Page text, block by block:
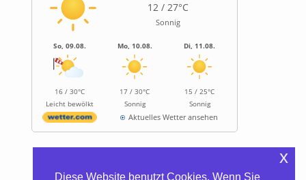
12 / 27°C
Sonnig
So, 09.08.
16 / 30°C
Leicht bewölkt
Mo, 10.08.
17 / 30°C
Sonnig
Di, 11.08.
15 / 25°C
Sonnig
Aktuelles Wetter ansehen
Diese Website benutzt Cookies. Wenn Sie
x